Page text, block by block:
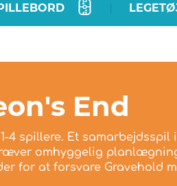
End
4 spillere. Et
omhyggelig
for at forsvare Gravehold